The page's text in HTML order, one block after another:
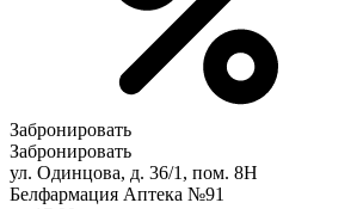
Забронировать
Забронировать
ул. Одинцова, д. 36/1, пом. 8Н
Белфармация Аптека №91